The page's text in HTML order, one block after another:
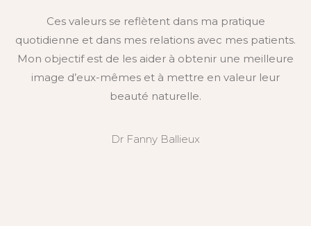
Ces valeurs se reflètent dans ma pratique
quotidienne et dans mes relations avec mes patients.
Mon objectif est de les aider à obtenir une meilleure
image d’eux-mêmes et à mettre en valeur leur
beauté naturelle.
Dr Fanny Ballieux